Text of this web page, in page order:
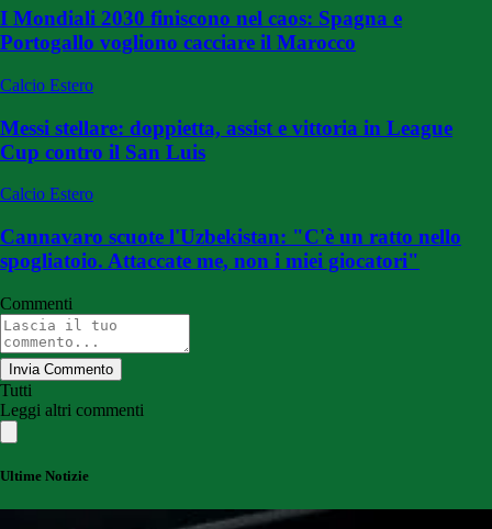
I Mondiali 2030 finiscono nel caos: Spagna e
Portogallo vogliono cacciare il Marocco
Calcio Estero
Messi stellare: doppietta, assist e vittoria in League
Cup contro il San Luis
Calcio Estero
Cannavaro scuote l'Uzbekistan: "C'è un ratto nello
spogliatoio. Attaccate me, non i miei giocatori"
Commenti
Invia Commento
Tutti
Leggi altri commenti
Ultime Notizie